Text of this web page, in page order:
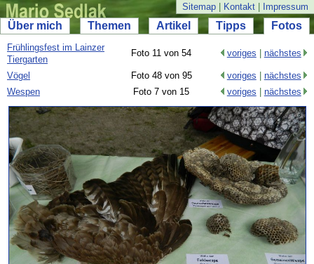
Sitemap Kontakt Impressum
Über mich Themen Artikel Tipps Fotos
Frühlingsfest im Lainzer
Tiergarten
Foto 11 von 54 voriges nächstes
Vögel Foto 48 von 95 voriges
nächstes
Wespen
Foto 7 von 15 voriges nächstes